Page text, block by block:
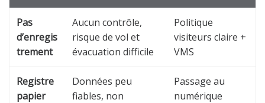
Pas
d’enregis
trement
Aucun contrôle,
risque de vol et
évacuation difficile
Politique
visiteurs claire +
VMS
Registre
papier
Données peu
fiables, non
Passage au
numérique